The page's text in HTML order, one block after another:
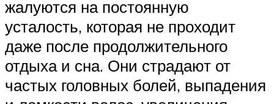
жалуются на постоянную
усталость, которая не проходит
даже после продолжительного
отдыха и сна. Они страдают от
частых головных болей, выпадения